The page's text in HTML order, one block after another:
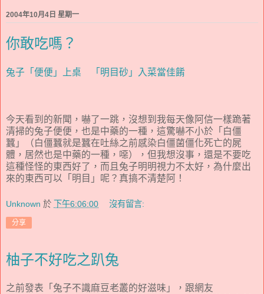
2004年10月4日 星期一
你敢吃嗎？
兔子「便便」上桌 「明目砂」入菜當佳餚
今天看到的新聞，嚇了一跳，沒想到我每天像阿信一樣跪著
清掃的兔子便便，也是中藥的一種，這驚嚇不小於「白僵
蠶」（白僵蠶就是蠶在吐絲之前感染白僵菌僵化死亡的屍
體，居然也是中藥的一種，噁），但我想沒事，還是不要吃
這種怪怪的東西好了，而且兔子明明視力不太好，為什麼出
來的東西可以「明目」呢？真搞不清楚阿！
Unknown 於 下午6:06:00 沒有留言:
分享
柚子不好吃之趴兔
之前發表「兔子不識麻豆老叢的好滋味」，跟網友